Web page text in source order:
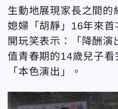
生動地展現家長之間的
媳婦「胡靜」16年來首
開玩笑表示：「降酬
值青春期的14歲兒子
「本色演出」。